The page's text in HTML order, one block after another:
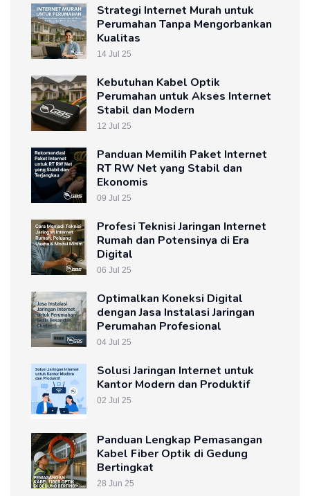
Strategi Internet Murah untuk
Perumahan Tanpa Mengorbankan
Kualitas
14 Jul 25
Kebutuhan Kabel Optik
Perumahan untuk Akses Internet
Stabil dan Modern
12 Jul 25
Panduan Memilih Paket Internet
RT RW Net yang Stabil dan
Ekonomis
09 Jul 25
Profesi Teknisi Jaringan Internet
Rumah dan Potensinya di Era
Digital
06 Jul 25
Optimalkan Koneksi Digital
dengan Jasa Instalasi Jaringan
Perumahan Profesional
04 Jul 25
Solusi Jaringan Internet untuk
Kantor Modern dan Produktif
02 Jul 25
Panduan Lengkap Pemasangan
Kabel Fiber Optik di Gedung
Bertingkat
28 Jun 25